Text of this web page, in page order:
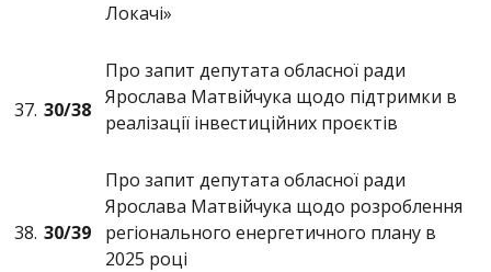
Локачі»
37. 30/38
Про запит депутата обласної ради
Ярослава Матвійчука щодо підтримки в
реалізації інвестиційних проєктів
38. 30/39
Про запит депутата обласної ради
Ярослава Матвійчука щодо розроблення
регіонального енергетичного плану в
2025 році